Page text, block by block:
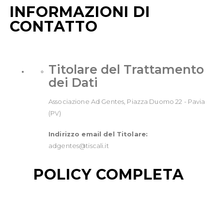
INFORMAZIONI DI
CONTATTO
Titolare del Trattamento
dei Dati
Associazione Ad Gentes, Piazza Duomo 22 - Pavia
(PV)
Indirizzo email del Titolare:
adgentes@tiscali.it
POLICY COMPLETA